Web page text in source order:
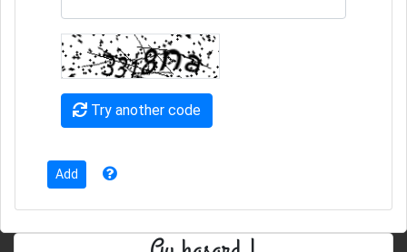
Try another code